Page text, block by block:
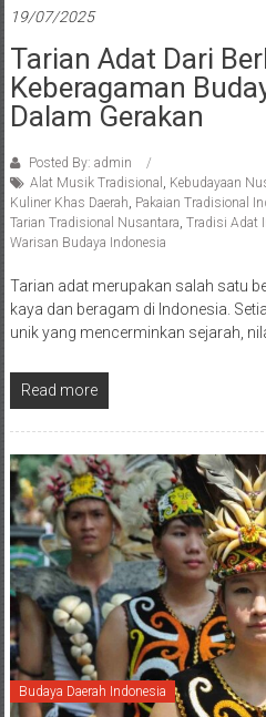
19/07/2025
Tarian Adat Dari
Keberagaman
Dalam Gerakan
Posted By: admin
Alat Musik Tradisional , Kebudayaan
Kuliner Khas Daerah, Pakaian Tradisional
Tarian Tradisional Nusantara, Tradisi Adat
Warisan Budaya Indonesia
Tarian adat merupakan salah satu
kaya dan beragam di Indonesia.
unik yang mencerminkan sejarah,
Read more
Budaya Daerah Indonesia